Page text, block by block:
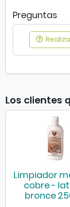
Preguntas
Limpiador
cobre -
bronce